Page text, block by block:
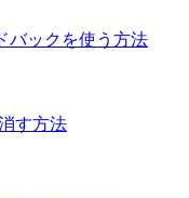
バックを使う方法
す方法